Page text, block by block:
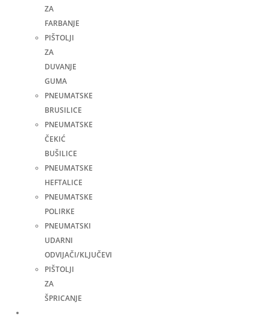
ZA
FARBANJE
PIŠTOLJI
ZA
DUVANJE
GUMA
PNEUMATSKE
BRUSILICE
PNEUMATSKE
ČEKIĆ
BUŠILICE
PNEUMATSKE
HEFTALICE
PNEUMATSKE
POLIRKE
PNEUMATSKI
UDARNI
ODVIJAČI/KLJUČEVI
PIŠTOLJI
ZA
ŠPRICANJE